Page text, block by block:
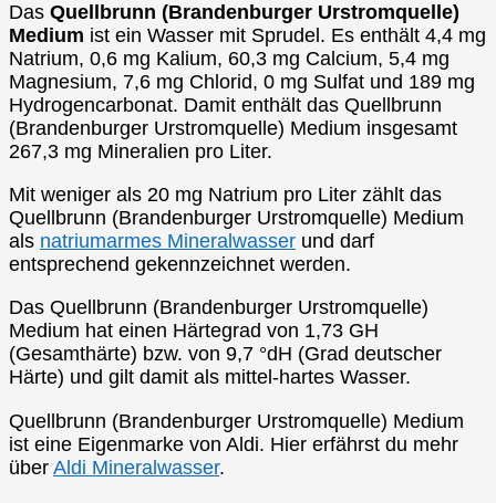
Das Quellbrunn (Brandenburger Urstromquelle)
Medium ist ein Wasser mit Sprudel. Es enthält 4,4 mg
Natrium, 0,6 mg Kalium, 60,3 mg Calcium, 5,4 mg
Magnesium, 7,6 mg Chlorid, 0 mg Sulfat und 189 mg
Hydrogencarbonat. Damit enthält das Quellbrunn
(Brandenburger Urstromquelle) Medium insgesamt
267,3 mg Mineralien pro Liter.
Mit weniger als 20 mg Natrium pro Liter zählt das
Quellbrunn (Brandenburger Urstromquelle) Medium
als natriumarmes Mineralwasser und darf
entsprechend gekennzeichnet werden.
Das Quellbrunn (Brandenburger Urstromquelle)
Medium hat einen Härtegrad von 1,73 GH
(Gesamthärte) bzw. von 9,7 °dH (Grad deutscher
Härte) und gilt damit als mittel-hartes Wasser.
Quellbrunn (Brandenburger Urstromquelle) Medium
ist eine Eigenmarke von Aldi. Hier erfährst du mehr
über Aldi Mineralwasser.